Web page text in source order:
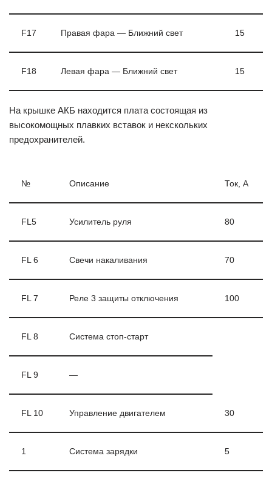
F17 Правая фара — Ближний свет 15
F18 Левая фара — Ближний свет 15
На крышке АКБ находится плата состоящая из
высокомощных плавких вставок и некскольких
предохранителей.
№ Описание Ток, А
FL5 Усилитель руля 80
FL 6 Свечи накаливания 70
FL 7 Реле 3 защиты отключения 100
FL 8 Система стоп-старт
FL 9 —
FL 10 Управление двигателем 30
1 Система зарядки 5